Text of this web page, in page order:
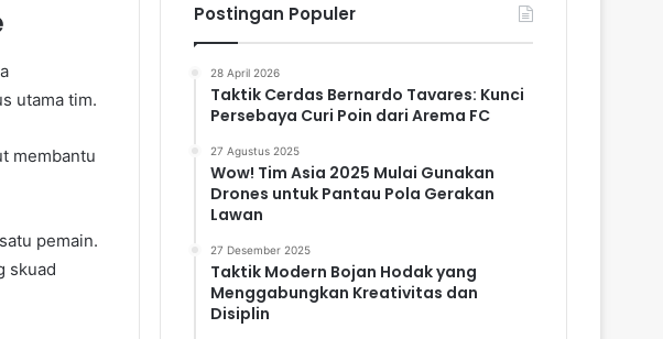
utama tim.
membantu
pemain.
skuad
Postingan Populer
28 April 2026
Taktik Cerdas Bernardo Tavares: Kunci
Persebaya Curi Poin dari Arema FC
27 Agustus 2025
Wow! Tim Asia 2025 Mulai Gunakan
Drones untuk Pantau Pola Gerakan
Lawan
27 Desember 2025
Taktik Modern Bojan Hodak yang
Menggabungkan Kreativitas dan
Disiplin